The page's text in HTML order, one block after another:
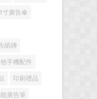
寸廣告傘
紙磚
手機配件
印刷禮品
廣告筆